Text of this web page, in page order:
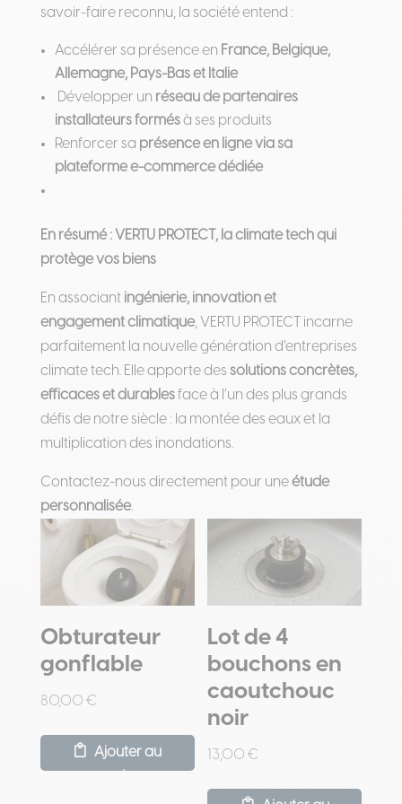
savoir-faire reconnu, la société entend :
Accélérer sa présence en France, Belgique,
Allemagne, Pays-Bas et Italie
Développer un réseau de partenaires
installateurs formésà ses produits
Renforcer sa présence en ligne via sa
plateforme e-commerce dédiée
En résumé : VERTU PROTECT, la climate tech qui
protège vos biens
En associant ingénierie, innovation et
engagement climatique, VERTU PROTECT incarne
parfaitement la nouvelle génération d’entreprises
climate tech. Elle apporte des solutions concrètes,
efficaces et durablesface à l’un des plus grands
défis de notre siècle : la montée des eaux et la
multiplication des inondations.
Contactez-nous directement pour uneétude
personnalisée.
Obturateur
gonflable
80,00 €
Ajouter au
Lot de 4
bouchons en
caoutchouc
noir
13,00€